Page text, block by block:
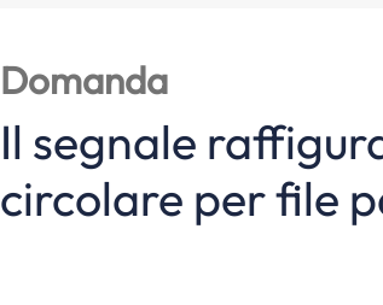
Domanda
Il segnale
circolare per file